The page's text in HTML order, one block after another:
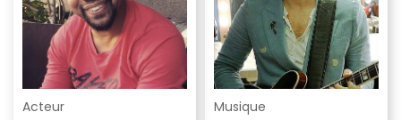
Acteur Musique